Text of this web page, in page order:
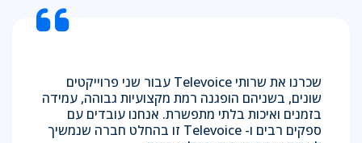
שכרנו את שרותי Televoice עבור שני פרוייקטים
שונים, בשניהם הופגנה רמת מקצועיות גבוהה, עמידה
בזמנים ואיכות בלתי מתפשרת. אנחנו עובדים עם
ספקים רבים ו- Televoice זו בהחלט חברה שנמשיך